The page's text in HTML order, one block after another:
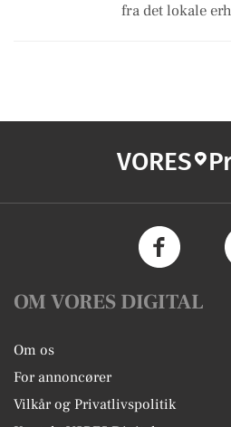
fra det lokale
VORES
OM VORES DIGITAL
Om os
For annoncører
Vilkår og Privatlivspolitik